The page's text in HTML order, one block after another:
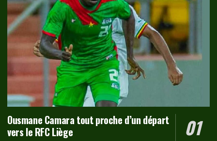
Ousmane Camara tout proche d’un départ
vers le RFC Liège